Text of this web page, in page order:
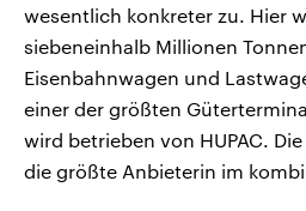
wesentlich konkreter zu. Hier
siebeneinhalb Millionen
Eisenbahnwagen und
einer der größten
wird betrieben von HUPAC.
die größte Anbieterin im